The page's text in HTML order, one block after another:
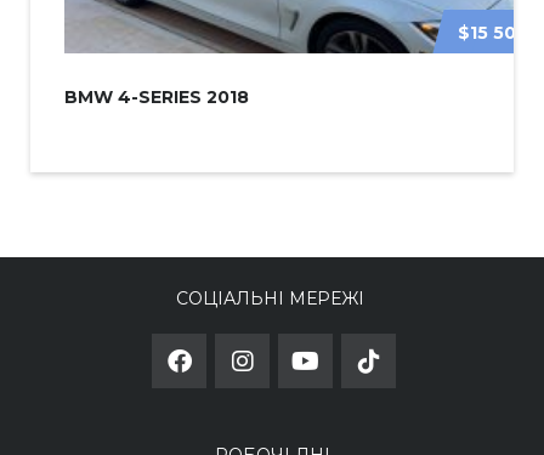
$15 500
BMW 4-SERIES 2018
СОЦІАЛЬНІ МЕРЕЖІ